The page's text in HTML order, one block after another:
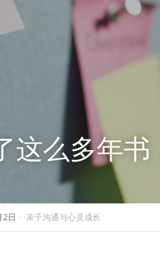
这么多年书
2日 · ·亲子沟通与心灵成长